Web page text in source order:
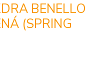
BENELLO
(SPRING